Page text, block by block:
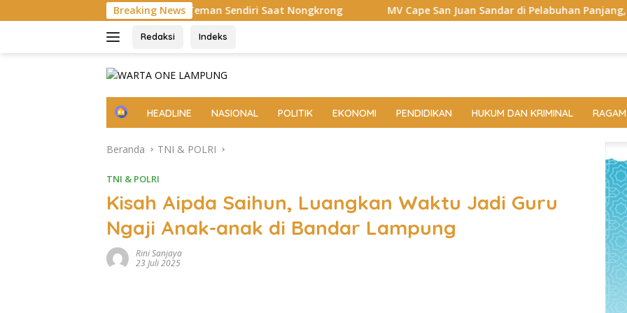
ke
Breaking News
Tewas Ditusuk Teman Sendiri Saat Nongkrong MV Cape San Juan Sandar di Pelabuhan Panjang, Pelindo Dukung
Redaksi Indeks
H
e
HEADLINE NASIONAL POLITIK EKONOMI PENDIDIKAN HUKUM DAN KRIMINAL RAGAM
Beranda TNI & POLRI
TNI & POLRI
Kisah Aipda Saihun, Luangkan Waktu Jadi Guru
Ngaji Anak-anak di Bandar Lampung
Rini Sanjaya
23 Juli 2025